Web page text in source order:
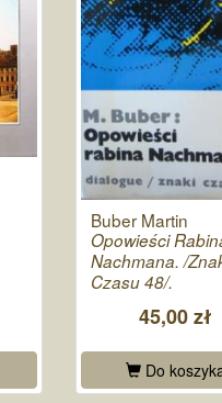
Buber Martin
Opowieści
Nachmana. /
Czasu 48/.
45,00 zł
Do